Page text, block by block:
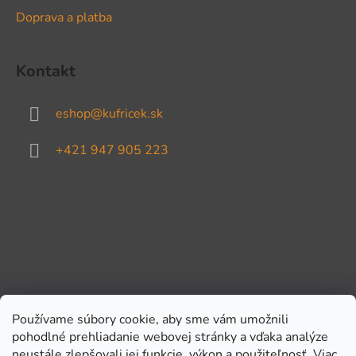
Používame súbory cookie, aby sme vám umožnili
pohodlné prehliadanie webovej stránky a vďaka analýze
Doprava a platba
Kontakt
eshop@kufricek.sk
+421 947 905 223